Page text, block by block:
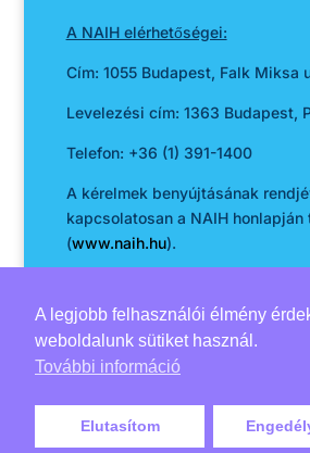
A NAIH elérhetőségei:
Cím: 1055 Budapest, Falk Miksa
Levelezési cím: 1363 Budapest,
Telefon: +36 (1) 391-1400
A kérelmek benyújtásának
kapcsolatosan a NAIH honlapján
(www.naih.hu).
Budapest, 2025. február 20.
A legjobb felhasználói élmény
weboldalunk sütiket használ.
További információ
Elutasítom